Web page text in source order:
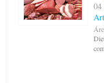
04